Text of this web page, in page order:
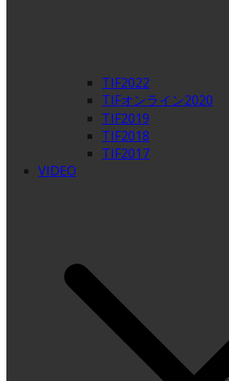
TIF2022
TIFオンライン2020
TIF2019
TIF2018
TIF2017
VIDEO